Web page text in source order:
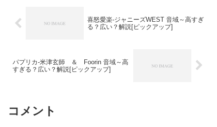
喜怒愛楽-ジャニーズWEST 音域～高すぎ
る？広い？解説[ピックアップ]
パプリカ-米津玄師 ＆ Foorin 音域～高
すぎる？広い？解説[ピックアップ]
コメント